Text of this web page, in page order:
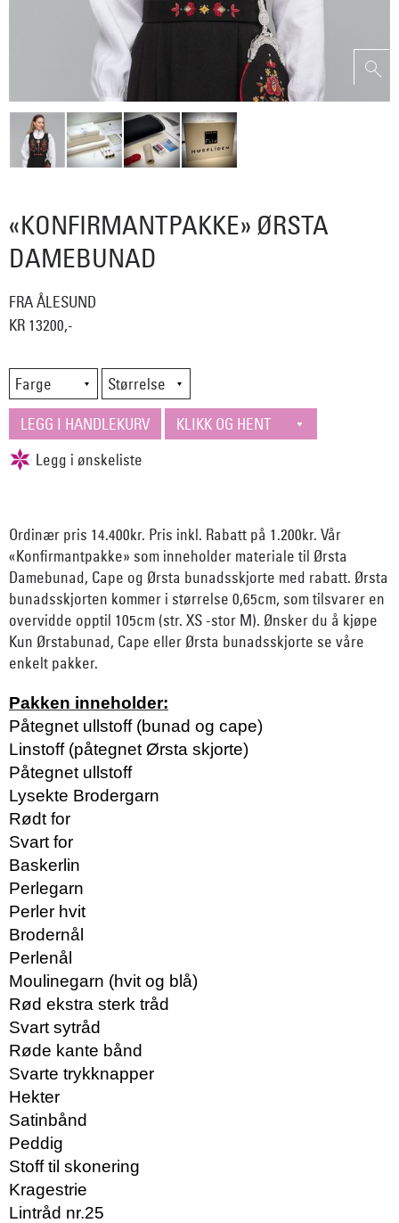
«KONFIRMANTPAKKE» ØRSTA
DAMEBUNAD
FRA ÅLESUND
KR 13200,-
Ordinær pris 14.400kr. Pris inkl. Rabatt på 1.200kr. Vår
«Konfirmantpakke» som inneholder materiale til Ørsta
Damebunad, Cape og Ørsta bunadsskjorte med rabatt. Ørsta
bunadsskjorten kommer i størrelse 0,65cm, som tilsvarer en
overvidde opptil 105cm (str. XS -stor M). Ønsker du å kjøpe
Kun Ørstabunad, Cape eller Ørsta bunadsskjorte se våre
enkelt pakker.
Pakken inneholder:
Påtegnet ullstoff (bunad og cape)
Linstoff (påtegnet Ørsta skjorte)
Påtegnet ullstoff
Lysekte Brodergarn
Rødt for
Svart for
Baskerlin
Perlegarn
Perler hvit
Brodernål
Perlenål
Moulinegarn (hvit og blå)
Rød ekstra sterk tråd
Svart sytråd
Røde kante bånd
Svarte trykknapper
Hekter
Satinbånd
Peddig
Stoff til skonering
Kragestrie
Lintråd nr.25